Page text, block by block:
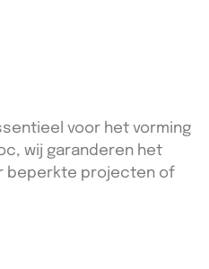
voor het vorming
wij garanderen het
beperkte projecten of